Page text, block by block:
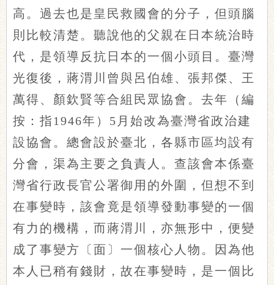
高。過去也是皇民救國會的分子，但頭腦
則比較清楚。聽說他的父親在日本統治時
代，是領導反抗日本的一個小頭目。臺灣
光復後，蔣渭川曾與呂伯雄、張邦傑、王
萬得、顏欽賢等合組民眾協會。去年（編
按：指1946年）5月始改為臺灣省政治建
設協會。總會設於臺北，各縣市區均設有
分會，渠為主要之負責人。查該會本係臺
灣省行政長官公署御用的外圍，但想不到
在事變時，該會竟是領導發動事變的一個
有力的機構，而蔣渭川，亦無形中，便變
成了事變方〔面〕一個核心人物。因為他
本人已稍有錢財，故在事變時，是一個比